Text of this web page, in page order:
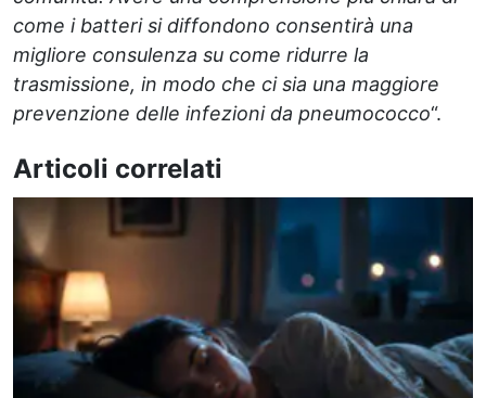
come i batteri si diffondono consentirà una
migliore consulenza su come ridurre la
trasmissione, in modo che ci sia una maggiore
prevenzione delle infezioni da pneumococco“.
Articoli correlati